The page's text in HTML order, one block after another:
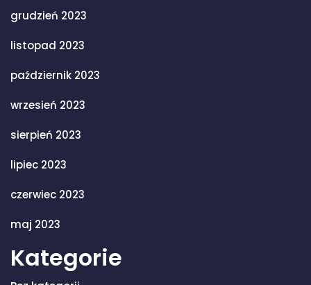
grudzień 2023
listopad 2023
październik 2023
wrzesień 2023
sierpień 2023
lipiec 2023
czerwiec 2023
maj 2023
Kategorie